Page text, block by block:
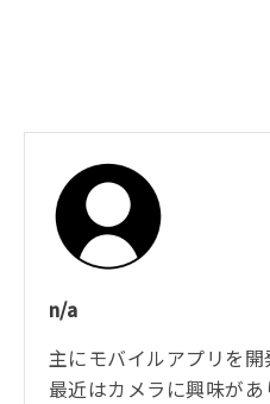
n/a
主にモバイルアプリを開
最近はカメラに興味があ